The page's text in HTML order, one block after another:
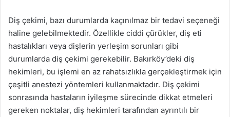
Diş çekimi, bazı durumlarda kaçınılmaz bir tedavi seçeneği
haline gelebilmektedir. Özellikle ciddi çürükler, diş eti
hastalıkları veya dişlerin yerleşim sorunları gibi
durumlarda diş çekimi gerekebilir. Bakırköy’deki diş
hekimleri, bu işlemi en az rahatsızlıkla gerçekleştirmek için
çeşitli anestezi yöntemleri kullanmaktadır. Diş çekimi
sonrasında hastaların iyileşme sürecinde dikkat etmeleri
gereken noktalar, diş hekimleri tarafından ayrıntılı bir